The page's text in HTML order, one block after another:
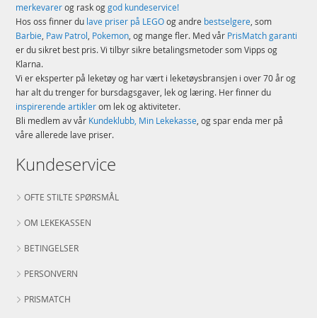
merkevarerog rask oggod kundeservice!
Hos oss finner du lave priser på LEGOog andre bestselgere, som
Barbie, Paw Patrol, Pokemon, og mange fler. Med vår PrisMatch garanti
er du sikret best pris. Vi tilbyr sikre betalingsmetoder som Vipps og
Klarna.
Vi er eksperter på leketøy og har vært i leketøysbransjen i over 70 år og
har alt du trenger for bursdagsgaver, lek og læring. Her finner du
inspirerende artiklerom lek og aktiviteter.
Bli medlem av vår Kundeklubb, Min Lekekasse, og spar enda mer på
våre allerede lave priser.
Kundeservice
OFTE STILTE SPØRSMÅL
OM LEKEKASSEN
BETINGELSER
PERSONVERN
PRISMATCH